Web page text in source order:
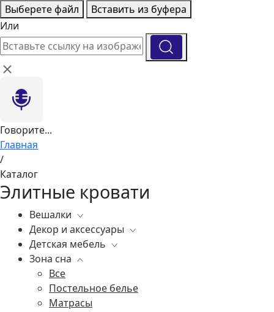
Выберете файл
Вставить из буфера
Или
Говорите...
Главная
/
Каталог
Элитные кровати
Вешалки
Все
Декор и аксессуары
Все
Вазы
Элитные зеркала
Ковры
Статуэтки
Детская мебель
Все
Комоды, тумбы
Зеркала
Освещение
Зона сна
Все
Постельное белье
Матрасы